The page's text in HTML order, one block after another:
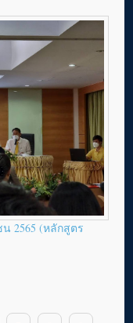
2565 (หลักสูตร